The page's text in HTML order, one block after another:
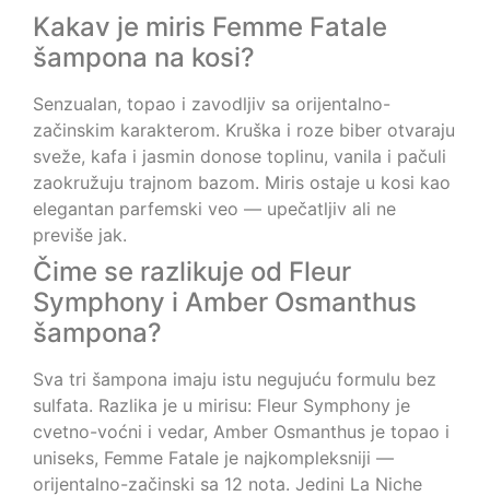
Kakav je miris Femme Fatale
šampona na kosi?
Senzualan, topao i zavodljiv sa orijentalno-
začinskim karakterom. Kruška i roze biber otvaraju
sveže, kafa i jasmin donose toplinu, vanila i pačuli
zaokružuju trajnom bazom. Miris ostaje u kosi kao
elegantan parfemski veo — upečatljiv ali ne
previše jak.
Čime se razlikuje od Fleur
Symphony i Amber Osmanthus
šampona?
Sva tri šampona imaju istu negujuću formulu bez
sulfata. Razlika je u mirisu: Fleur Symphony je
cvetno-voćni i vedar, Amber Osmanthus je topao i
uniseks, Femme Fatale je najkompleksniji —
orijentalno-začinski sa 12 nota. Jedini La Niche